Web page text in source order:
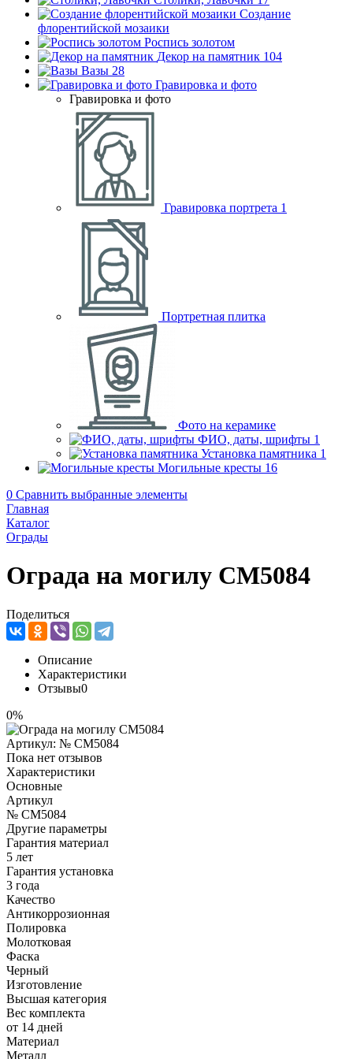
Создание
флорентийской мозаики
Роспись золотом
Декор на памятник 104
Вазы 28
Гравировка и фото
Гравировка и фото
Гравировка портрета 1
Портретная плитка
Фото на керамике
ФИО, даты, шрифты 1
Установка памятника 1
Могильные кресты 16
0 Сравнить выбранные элементы
Главная
Каталог
Ограды
Ограда на могилу CM5084
Поделиться
Описание
Характеристики
Отзывы0
0%
Артикул: № CM5084
Пока нет отзывов
Характеристики
Основные
Артикул
№ CM5084
Другие параметры
Гарантия материал
5 лет
Гарантия установка
3 года
Качество
Антикоррозионная
Полировка
Молотковая
Фаска
Черный
Изготовление
Высшая категория
Вес комплекта
от 14 дней
Материал
Металл